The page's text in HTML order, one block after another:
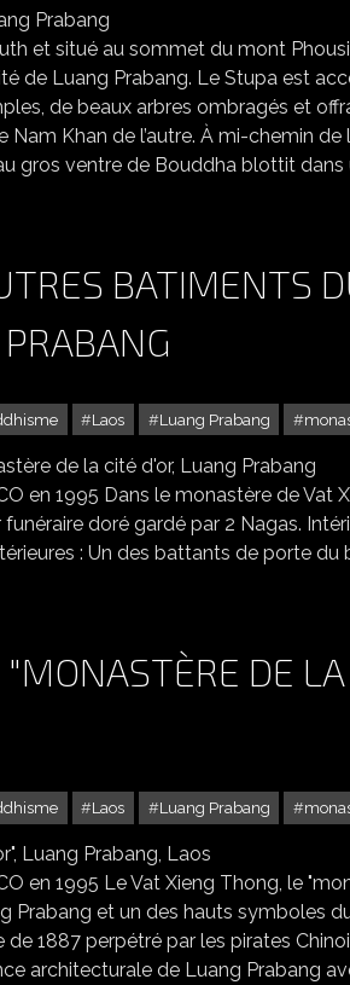
et situé au sommet du mont
de Luang Prabang. Le Stupa est
de beaux arbres ombragés et
Nam Khan de l’autre. À mi-chemin
gros ventre de Bouddha blottit
BATIMENTS
Laos Luang Prabang
BATIMENTS DU MONASTÈRE DE
en 1995 Dans le monastère de Vat
doré gardé par 2 Nagas.
: Un des battants de porte
DE LA
Laos Luang Prabang
THONG LE "MONASTÈRE DE LA CITÉ
en 1995 Le Vat Xieng Thong, le
et un des hauts symboles
1887 perpétré par les pirates
architecturale de Luang Prabang